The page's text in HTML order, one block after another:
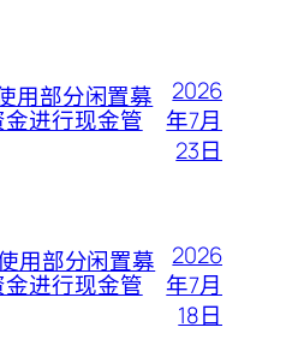
用部分闲置募
进行现金管
2026
年7月
23日
用部分闲置募
进行现金管
2026
年7月
18日